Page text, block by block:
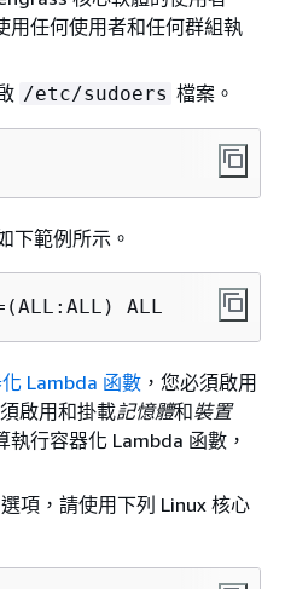
用任何使用者和任何群組執
/etc/sudoers 檔案。
下範例所示。
ALL
Lambda 函數 ，您必須啟用
啟用和掛載記憶體和裝置
行容器化 Lambda 函數，
項，請使用下列 Linux 核心